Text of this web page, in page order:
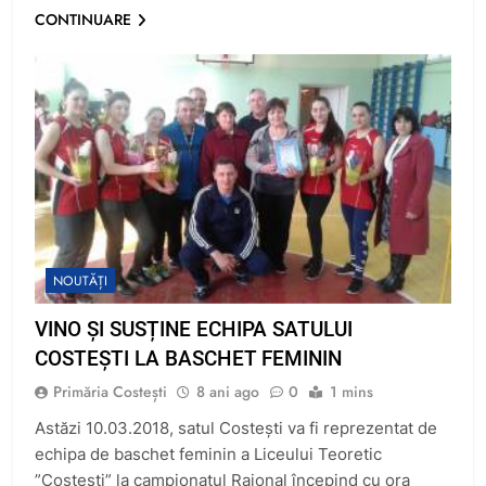
CONTINUARE
NOUTĂȚI
VINO ȘI SUSȚINE ECHIPA SATULUI
COSTEȘTI LA BASCHET FEMININ
Primăria Costești 8 ani ago 0 1 mins
Astăzi 10.03.2018, satul Costești va fi reprezentat de
echipa de baschet feminin a Liceului Teoretic
”Costești” la campionatul Raional începind cu ora